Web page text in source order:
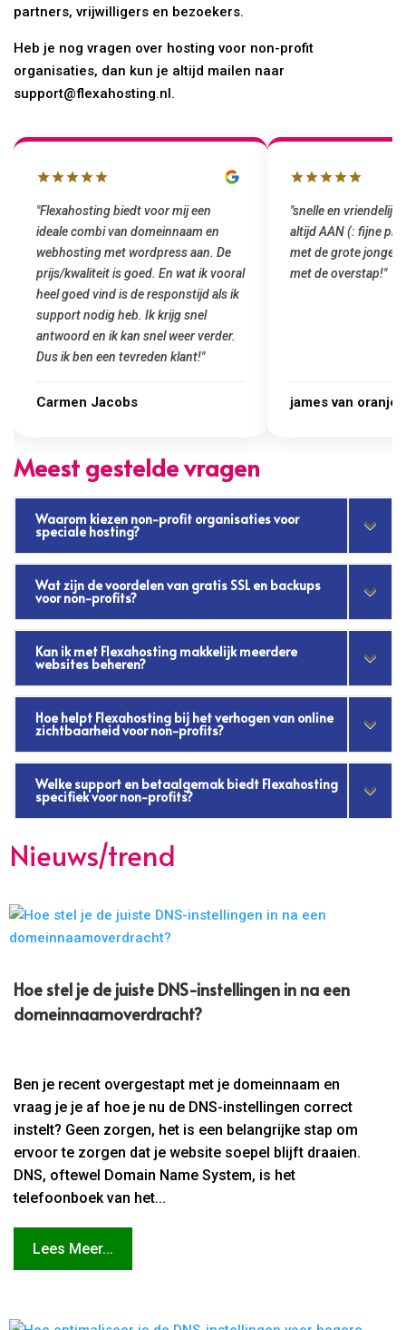
partners, vrijwilligers en bezoekers.
Heb je nog vragen over hosting voor non-profit
organisaties, dan kun je altijd mailen naar
support@flexahosting.nl.
biedt voor mij een
combi van domeinnaam en
met wordpress aan. De
is goed. En wat ik vooral
vind is de responstijd als ik
nodig heb. Ik krijg snel
en ik kan snel weer verder.
ben een tevreden klant!"
Jacobs
"snelle en vriendelijke service.
altijd AAN (: fijne prijzen
met de grote jongens en dus nu
met de overstap!"
james van oranje
Meest gestelde vragen
Waarom kiezen non-profit organisaties voor
speciale hosting?
Wat zijn de voordelen van gratis SSL en backups
voor non-profits?
Kan ik met Flexahosting makkelijk meerdere
websites beheren?
Hoe helpt Flexahosting bij het verhogen van online
zichtbaarheid voor non-profits?
Welke support en betaalgemak biedt Flexahosting
specifiek voor non-profits?
Nieuws/trend
Hoe stel je de juiste DNS-instellingen in na een
domeinnaamoverdracht?
Ben je recent overgestapt met je domeinnaam en
vraag je je af hoe je nu de DNS-instellingen correct
instelt? Geen zorgen, het is een belangrijke stap om
ervoor te zorgen dat je website soepel blijft draaien.
DNS, oftewel Domain Name System, is het
telefoonboek van het...
Lees Meer...